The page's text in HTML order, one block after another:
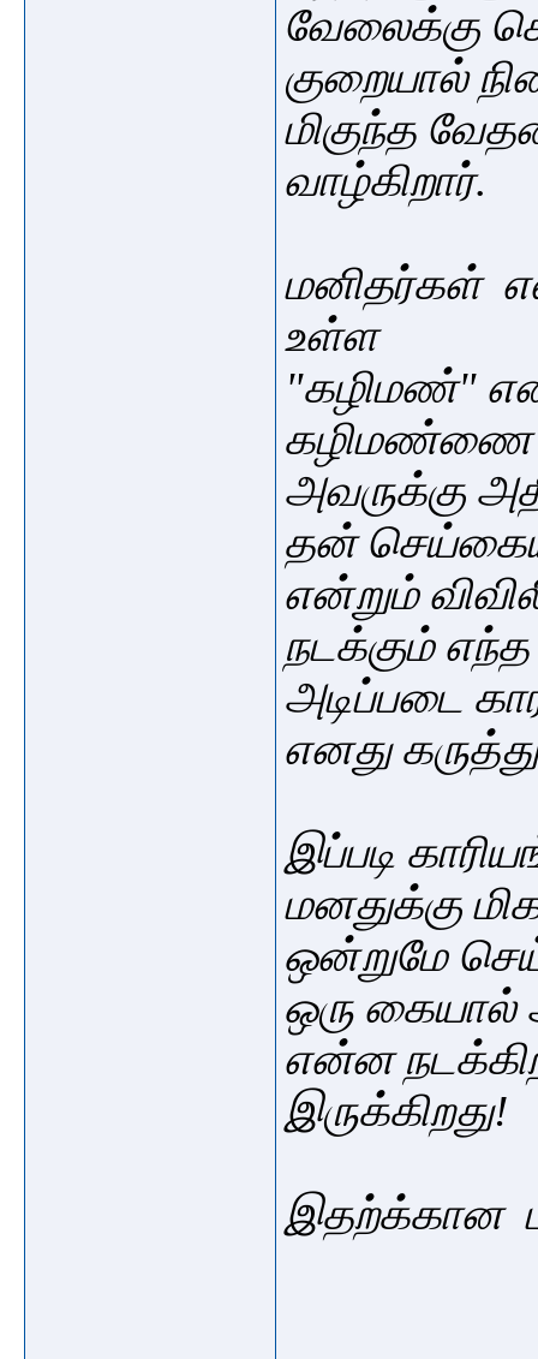
வேலைக்கு
குறையால்
மிகுந்த
வாழ்கிறார்.
மனிதர்கள்
உள்ள
"கழிமண்"
கழிமண்ணை
அவருக்கு
தன்
என்றும்
நடக்கும்
அடிப்படை
எனது
இப்படி
மனதுக்கு
ஒன்றுமே
ஒரு
என்ன
இதற்க்கான